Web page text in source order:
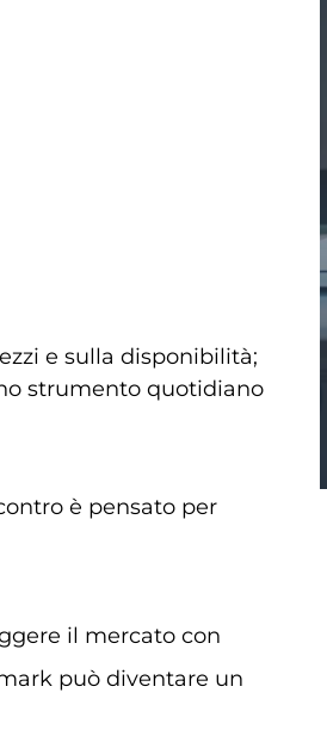
e sulla disponibilità;
strumento quotidiano
è pensato per
il mercato con
può diventare un